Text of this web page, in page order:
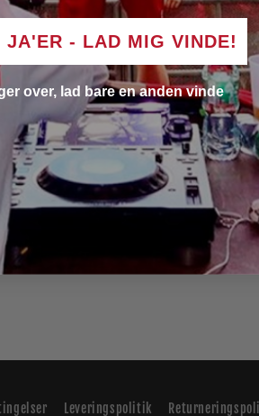
Leveringspolitik
JA'ER - LAD MIG VINDE!
over, lad bare en anden vinde